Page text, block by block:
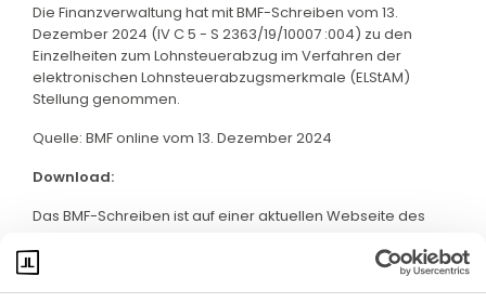
Die Finanzverwaltung hat mit BMF-Schreiben vom 13.
Dezember 2024 (IV C 5 - S 2363/19/10007 :004) zu den
Einzelheiten zum Lohnsteuerabzug im Verfahren der
elektronischen Lohnsteuerabzugsmerkmale (ELStAM)
Stellung genommen.
Quelle: BMF online vom 13. Dezember 2024
Download:
Das BMF-Schreiben ist auf einer aktuellen Webseite des